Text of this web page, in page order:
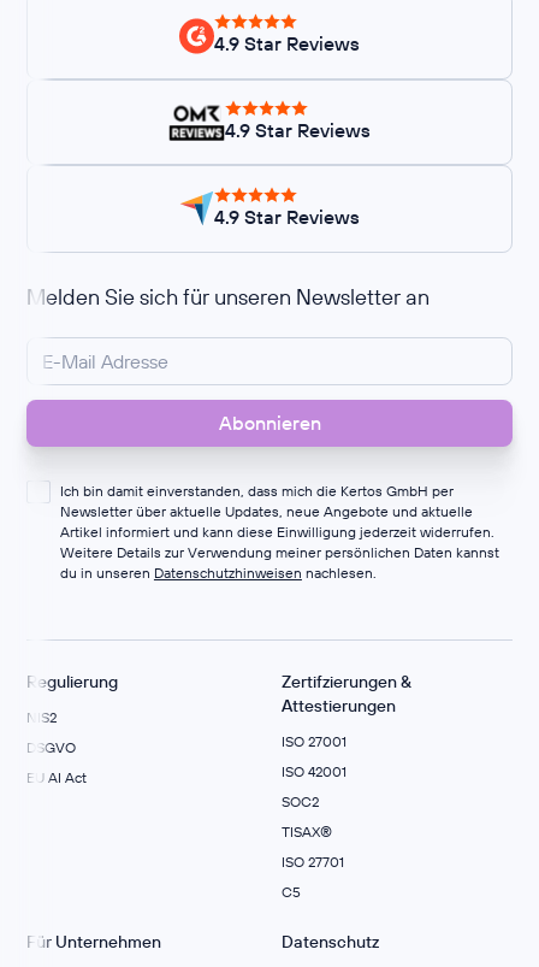
4.9 Star Reviews
4.9 Star Reviews
4.9 Star Reviews
Melden Sie sich für unseren Newsletter an
Ich bin damit einverstanden, dass mich die Kertos GmbH per
Newsletter über aktuelle Updates, neue Angebote und aktuelle
Artikel informiert und kann diese Einwilligung jederzeit widerrufen.
Weitere Details zur Verwendung meiner persönlichen Daten kannst
du in unseren Datenschutzhinweisen nachlesen.
Regulierung
NIS2
DSGVO
EU AI Act
Zertifzierungen &
Attestierungen
ISO 27001
ISO 42001
SOC2
TISAX®
ISO 27701
C5
Für Unternehmen Datenschutz